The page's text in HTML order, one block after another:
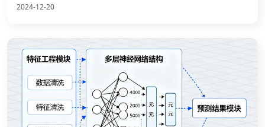
2024-12-20